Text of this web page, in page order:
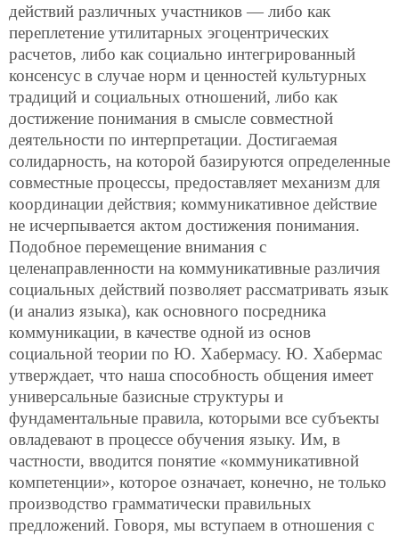
действий различных участников — либо как
переплетение утилитарных эгоцентрических
расчетов, либо как социально интегрированный
консенсус в случае норм и ценностей культурных
традиций и социальных отношений, либо как
достижение понимания в смысле совместной
деятельности по интерпретации. Достигаемая
солидарность, на которой базируются определенные
совместные процессы, предоставляет механизм для
координации действия; коммуникативное действие
не исчерпывается актом достижения понимания.
Подобное перемещение внимания с
целенаправленности на коммуникативные различия
социальных действий позволяет рассматривать язык
(и анализ языка), как основного посредника
коммуникации, в качестве одной из основ
социальной теории по Ю. Хабермасу. Ю. Хабермас
утверждает, что наша способность общения имеет
универсальные базисные структуры и
фундаментальные правила, которыми все субъекты
овладевают в процессе обучения языку. Им, в
частности, вводится понятие «коммуникативной
компетенции», которое означает, конечно, не только
производство грамматически правильных
предложений. Говоря, мы вступаем в отношения с